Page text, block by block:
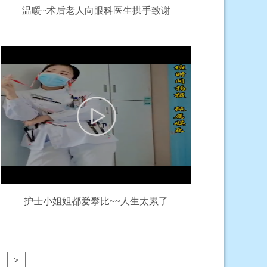
温暖~术后老人向眼科医生拱手致谢
护士小姐姐都爱攀比~~人生太累了
>